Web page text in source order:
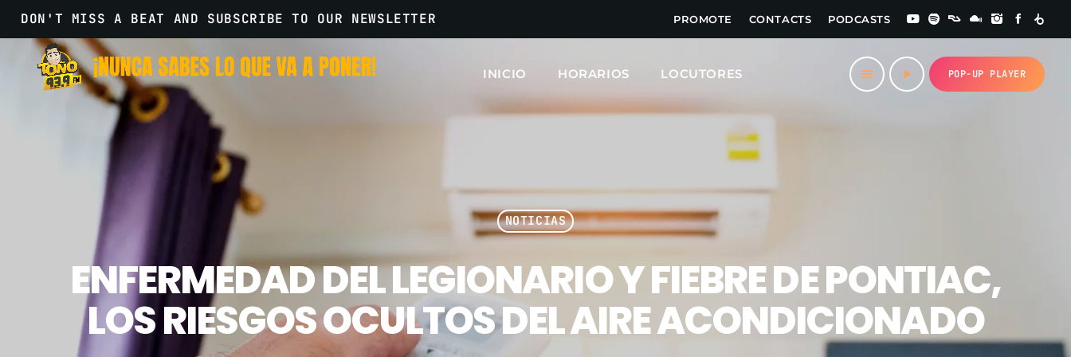
DON'T MISS A BEAT AND SUBSCRIBE TO OUR NEWSLETTER PROMOTE CONTACTS PODCASTS
INICIO HORARIOS LOCUTORES menu play_arrow POP-UP PLAYER
close
febrero 2025
enero 2025
diciembre 2024
noviembre 2024
octubre 2024
NOTICIAS
ENFERMEDAD DEL LEGIONARIO Y FIEBRE DE PONTIAC,
LOS RIESGOS OCULTOS DEL AIRE ACONDICIONADO